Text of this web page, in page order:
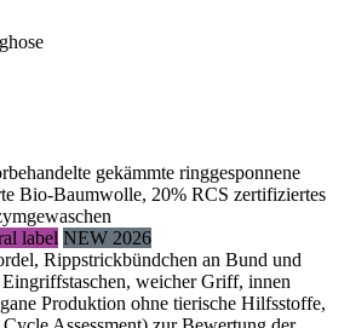
gekämmte ringgesponnene
Bio-Baumwolle, 20% RCS zertifiziertes
label NEW 2026
Rippstrickbündchen an Bund und
weicher Griff, innen
Produktion ohne tierische Hilfsstoffe,